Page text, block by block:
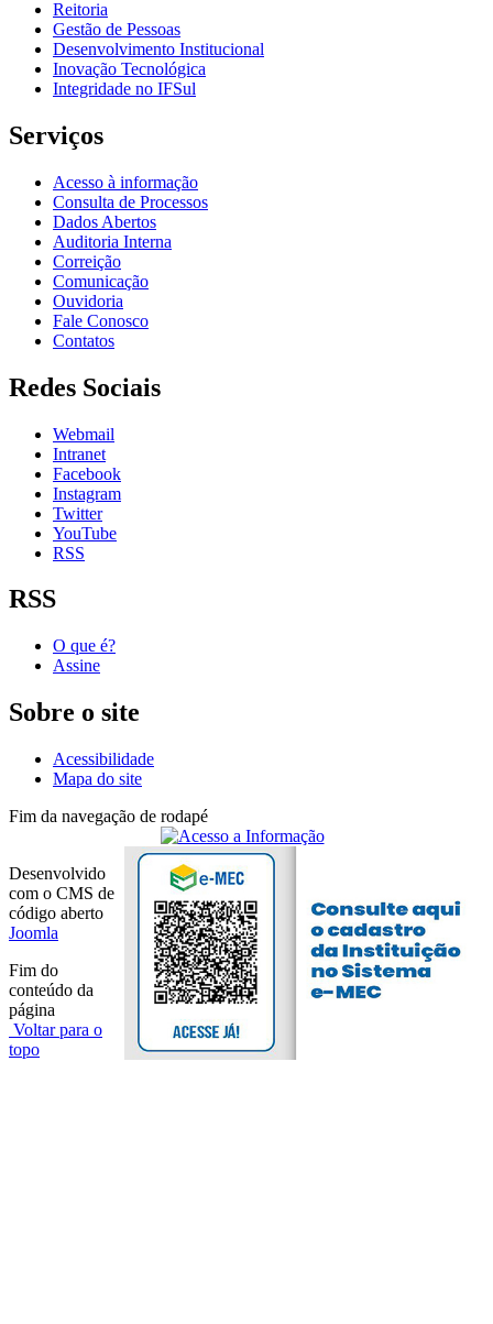
Reitoria
Gestão de Pessoas
Desenvolvimento Institucional
Inovação Tecnológica
Integridade no IFSul
Serviços
Acesso à informação
Consulta de Processos
Dados Abertos
Auditoria Interna
Correição
Comunicação
Ouvidoria
Fale Conosco
Contatos
Redes Sociais
Webmail
Intranet
Facebook
Instagram
Twitter
YouTube
RSS
RSS
O que é?
Assine
Sobre o site
Acessibilidade
Mapa do site
Fim da navegação de rodapé
Desenvolvido
com o CMS de
código aberto
Joomla
Fim do
conteúdo da
página
Voltar para o
topo